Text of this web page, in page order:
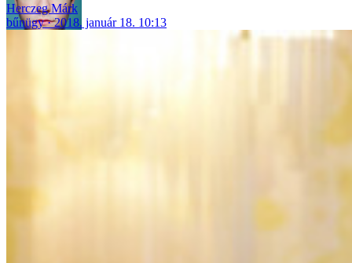
Herczeg Márk
bűnügy
2018. január 18. 10:13